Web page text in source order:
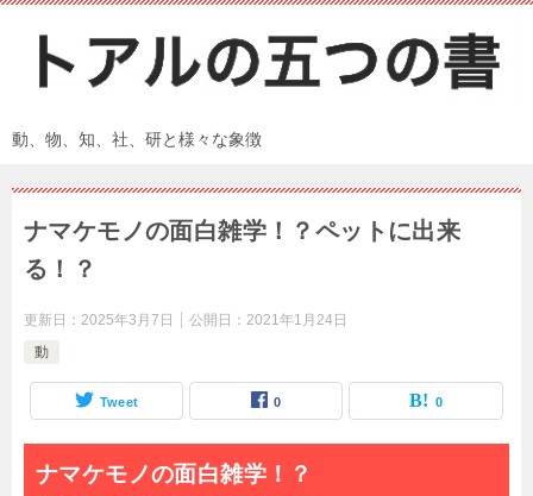
動、物、知、社、研と様々な象徴
ナマケモノの面白雑学！？ペットに出来
る！？
更新日： 2025年3月7日 公開日： 2021年1月24日
動
Tweet 0 0
ナマケモノの面白雑学！？